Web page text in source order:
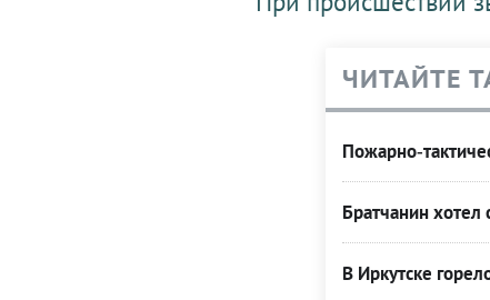
ЧИТАЙТЕ
Братчанин хотел
В Иркутске